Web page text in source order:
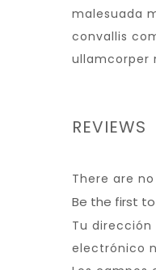
malesuada
convallis
ullamcorper
REVIEWS
There are
Be the first to
Tu dirección
electrónico